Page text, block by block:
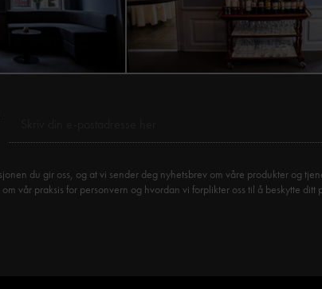
du gir oss, og at vi sender deg nyhetsbrev om våre produkter og
vår praksis for personvern og hvordan vi forplikter oss til å beskytte ditt